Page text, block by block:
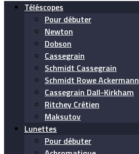
Téléscopes
Pour débuter
Newton
Dobson
Cassegrain
Schmidt Cassegrain
Schmidt Rowe Ackermann
Cassegrain Dall-Kirkham
Ritchey Crétien
Maksutov
Lunettes
Pour débuter